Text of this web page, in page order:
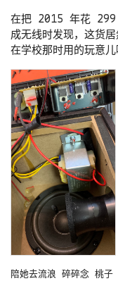
在把 2015 年花 299
成无线时发现，这货
在学校那时用的玩意儿
陪她去流浪 碎碎念 桃子